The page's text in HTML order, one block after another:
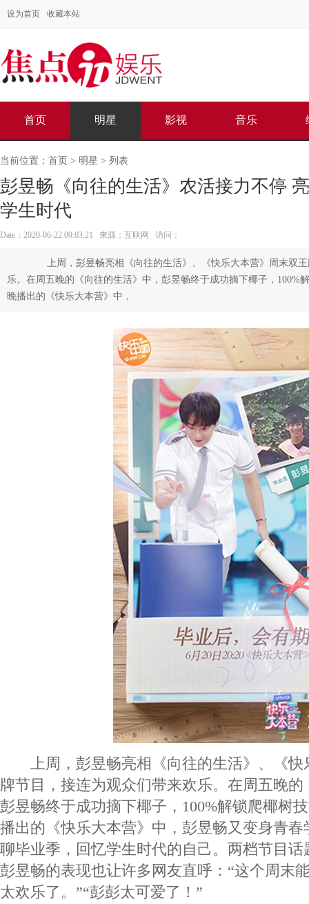
设为首页 收藏本站
首页 明星 影视 音乐
当前位置： 首页 > 明星 > 列表
彭昱畅《向往的生活》农活接力不停
学生时代
Date：2020-06-22 09:03:21 来源：互联网 访问：
上周，彭昱畅亮相《向往的生活》、《快乐大本营》周末双王
乐。在周五晚的《向往的生活》中，彭昱畅终于成功摘下椰子，100%
晚播出的《快乐大本营》中，
上周，彭昱畅亮相《向往的生活》、《快
牌节目，接连为观众们带来欢乐。在周五晚
彭昱畅终于成功摘下椰子，100%解锁爬椰树
播出的《快乐大本营》中，彭昱畅又变身青
聊毕业季，回忆学生时代的自己。两档节目
彭昱畅的表现也让许多网友直呼：“这个周末
太欢乐了。”“彭彭太可爱了！”